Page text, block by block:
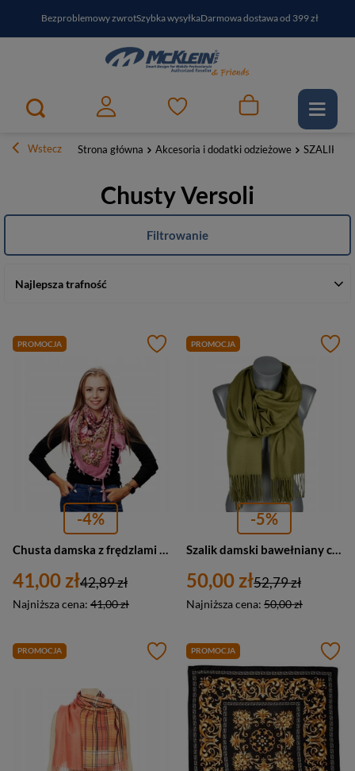
Bezproblemowy zwrotSzybka wysyłkaDarmowa dostawa od 399 zł
PayPo - kup i zapłać za30 dniZapisz się do newslettera i odbierz RABAT
Wstecz Strona główna Akcesoria i dodatki odzieżowe SZALIKI
Chusty Versoli
Najlepsza trafność
Filtrowanie
PROMOCJA
-4%
Chusta damska z frędzlami apaszka Versoli DA-13 wielokolorowa różowa
41,00 zł
Najniższa cena: 41,00 zł
42,89 zł
PROMOCJA
-5%
Szalik damski bawełniany chusta z frędzlami Versoli RE-19-36 duży zielony
50,00 zł
Najniższa cena: 50,00 zł
52,79 zł
PROMOCJA PROMOCJA